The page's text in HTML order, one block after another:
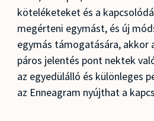
köteléketeket és a
megérteni egymást, és új
egymás támogatására, akkor
páros jelentés pont nektek
az egyedülálló és különleges
az Enneagram nyújthat a